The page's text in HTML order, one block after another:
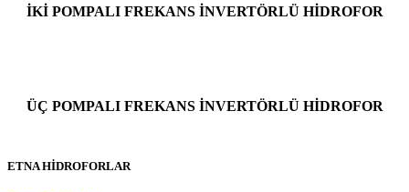
İKİ POMPALI FREKANS İNVERTÖRLÜ HİDROFOR
ÜÇ POMPALI FREKANS İNVERTÖRLÜ HİDROFOR
ETNA HİDROFORLAR